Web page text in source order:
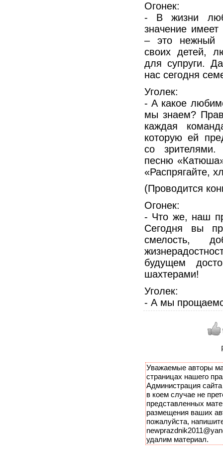
Огонек:
- В жизни
значение
– это нежный
своих детей,
для супруги.
нас сегодня
Уголек:
- А какое
мы знаем?
каждая
которую ей
со
песню
«Распрягайте,
(Проводится
Огонек:
- Что же, наш
Сегодня вы
смелость,
будущем
шахтерами!
Уголек:
- А мы
Уважаемые авторы
страницах нашего
Администрация
в коем случае не
представленных
размещения ваших
пожалуйста,
удалим материал.